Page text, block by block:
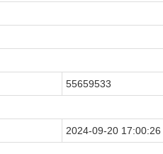
55659533
2024-09-20 17:00:26